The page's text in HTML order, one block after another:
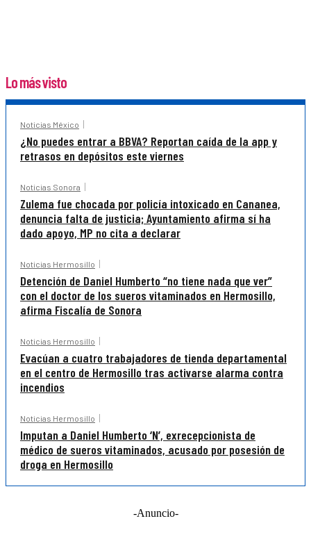
Lo más visto
Noticias México
¿No puedes entrar a BBVA? Reportan caída de la app y
retrasos en depósitos este viernes
Noticias Sonora
Zulema fue chocada por policía intoxicado en Cananea,
denuncia falta de justicia; Ayuntamiento afirma sí ha
dado apoyo, MP no cita a declarar
Noticias Hermosillo
Detención de Daniel Humberto “no tiene nada que ver”
con el doctor de los sueros vitaminados en Hermosillo,
afirma Fiscalía de Sonora
Noticias Hermosillo
Evacúan a cuatro trabajadores de tienda departamental
en el centro de Hermosillo tras activarse alarma contra
incendios
Noticias Hermosillo
Imputan a Daniel Humberto ‘N’, exrecepcionista de
médico de sueros vitaminados, acusado por posesión de
droga en Hermosillo
-Anuncio-